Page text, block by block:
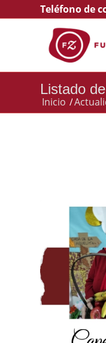
Teléfono de
Listado
Inicio /